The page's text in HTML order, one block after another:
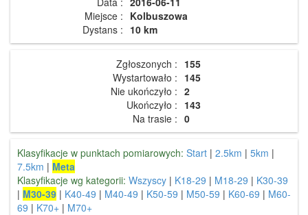
Miejsce : Kolbuszowa
Dystans : 10 km
Zgłoszonych : 155
Wystartowało : 145
Nie ukończyło : 2
Ukończyło : 143
Na trasie : 0
Klasyfikacje w punktach pomiarowych: Start | 2.5km | 5km |
7.5km | Meta
Klasyfikacje wg kategorii: Wszyscy | K18-29 | M18-29 | K30-39
| M30-39 | K40-49 | M40-49 | K50-59 | M50-59 | K60-69 | M60-
69 | K70+ | M70+